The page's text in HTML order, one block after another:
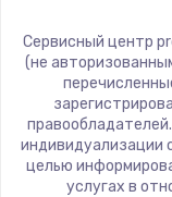
Сервисный центр
(не
индивидуализации
целью
услугах в